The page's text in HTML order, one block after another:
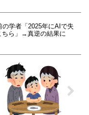
の学者「2025年にAIで失
ちら」→真逆の結果に